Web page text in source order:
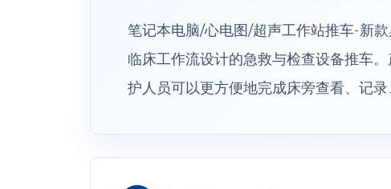
笔记本电脑/心电图/超声工作站推车-新
临床工作流设计的急救与检查设备推车
护人员可以更方便地完成床旁查看、记录